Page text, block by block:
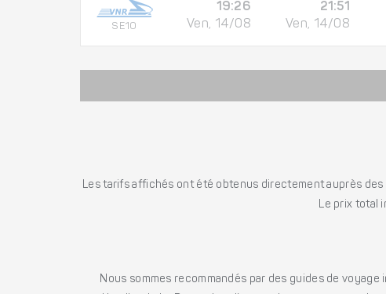
SE10
19:26
Ven, 14/08
21:51
Ven, 14/08
Les tarifs affichés ont été obtenus directement auprès
Le prix total
Nous sommes recommandés par des guides de